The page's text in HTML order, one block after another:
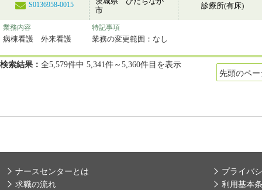
S0136958-0015
市
診療所(有床)
業務内容
病棟看護 外来看護
特記事項
業務の変更範囲：なし
検索結果： 全5,579件中 5,341件～5,360件目を表示
先頭のペー
ナースセンターとは
求職の流れ
プライバ
利用基本